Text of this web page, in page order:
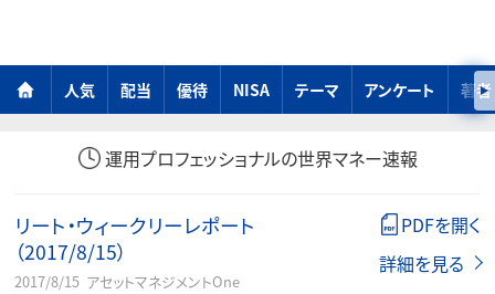
人気 配当 優待 NISA テーマ アンケート 著者
運用プロフェッショナルの世界マネー速報
リート・ウィークリーレポート
（2017/8/15）
2017/8/15 アセットマネジメントOne
PDFを開く
詳細を見る